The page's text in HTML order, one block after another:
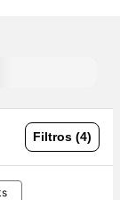
Filtros (4)